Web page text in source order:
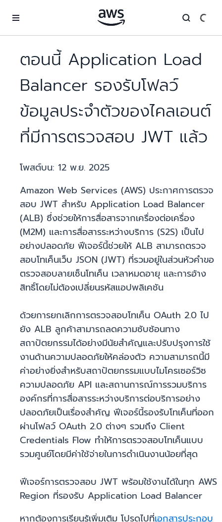
ตอนนี้ Application Load
Balancer รองรับโฟลว์
ข้อมูลประจำตัวของไคลเอนต์
ที่มีการตรวจสอบ JWT แล้ว
โพสต์บน: 12 พ.ย. 2025
Amazon Web Services (AWS) ประกาศการตรวจ
สอบ JWT สำหรับ Application Load Balancer
(ALB) ซึ่งช่วยให้การสื่อสารจากเครื่องต่อเครื่อง
(M2M) และการสื่อสารระหว่างบริการ (S2S) เป็นไป
อย่างปลอดภัย ฟีเจอร์นี้ช่วยให้ ALB สามารถตรวจ
สอบโทเค็นเว็บ JSON (JWT) ที่รวมอยู่ในส่วนหัวคำขอ
ตรวจสอบลายเซ็นโทเค็น เวลาหมดอายุ และการอ้าง
สิทธิ์โดยไม่ต้องเปลี่ยนรหัสแอปพลิเคชัน
ด้วยการยกเลิกการตรวจสอบโทเค็น OAuth 2.0 ไป
ยัง ALB ลูกค้าสามารถลดความซับซ้อนทาง
สถาปัตยกรรมได้อย่างมีนัยสำคัญและปรับปรุงการใช้
งานด้านความปลอดภัยให้คล่องตัว ความสามารถนี้มี
ค่าอย่างยิ่งสำหรับสถาปัตยกรรมแบบไมโครเซอร์วิซ
ความปลอดภัย API และสถานการณ์การรวมบริการ
องค์กรที่การสื่อสารระหว่างบริการต่อบริการอย่าง
ปลอดภัยเป็นเรื่องสำคัญ ฟีเจอร์นี้รองรับโทเค็นที่ออก
ผ่านโฟลว์ OAuth 2.0 ต่างๆ รวมถึง Client
Credentials Flow ทำให้การตรวจสอบโทเค็นแบบ
รวมศูนย์โดยมีค่าใช้จ่ายในการดำเนินงานน้อยที่สุด
ฟีเจอร์การตรวจสอบ JWT พร้อมใช้งานได้ในทุก AWS
Region ที่รองรับ Application Load Balancer
หากต้องการเรียนรู้เพิ่มเติม โปรดไปที่เอกสารประกอบ